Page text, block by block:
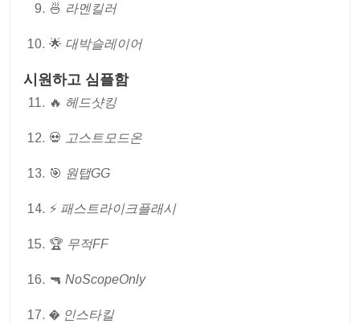
🍜 라멘킬러
🌟 대박슬레이어
시원하고 심플함
🔥 헤드샷킹
💀 고스트모드온
🎯 원탭GG
⚡ 패스트라이크플래시
🏆 무적FF
🔫 NoScopeOnly
� 인스타킬